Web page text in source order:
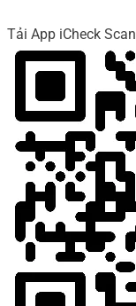
Tải App iCheck Scan